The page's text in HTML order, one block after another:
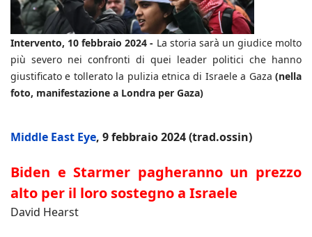
Intervento, 10 febbraio 2024 - La storia sarà un giudice molto
più severo nei confronti di quei leader politici che hanno
giustificato e tollerato la pulizia etnica di Israele a Gaza (nella
foto, manifestazione a Londra per Gaza)
Middle East Eye, 9 febbraio 2024 (trad.ossin)
Biden e Starmer pagheranno un prezzo
alto per il loro sostegno a Israele
David Hearst